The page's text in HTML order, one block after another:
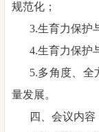
规范化；
3.生育力保护
4.生育力保护
5.多角度、全
量发展。
四、会议内容